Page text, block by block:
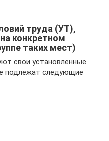
труда (УТ),
конкретном
таких мест)
свои установленные
подлежат следующие